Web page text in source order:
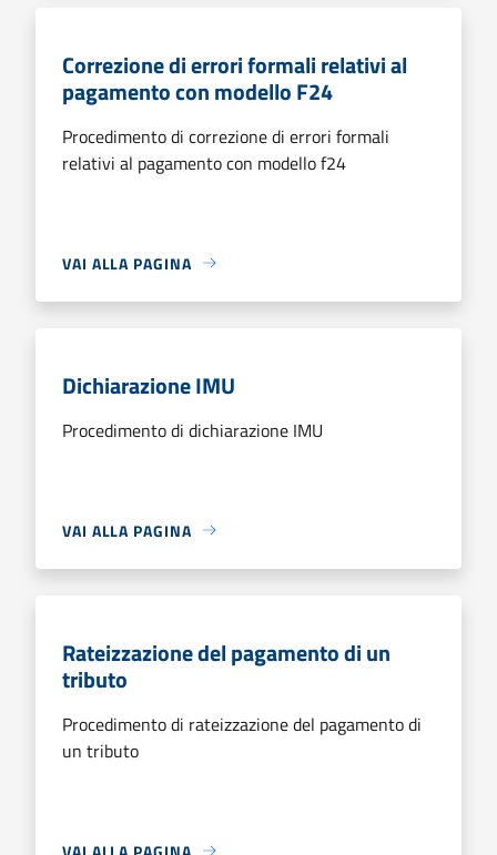
Correzione di errori formali relativi al
pagamento con modello F24
Procedimento di correzione di errori formali
relativi al pagamento con modello f24
VAI ALLA PAGINA
Dichiarazione IMU
Procedimento di dichiarazione IMU
VAI ALLA PAGINA
Rateizzazione del pagamento di un
tributo
Procedimento di rateizzazione del pagamento di
un tributo